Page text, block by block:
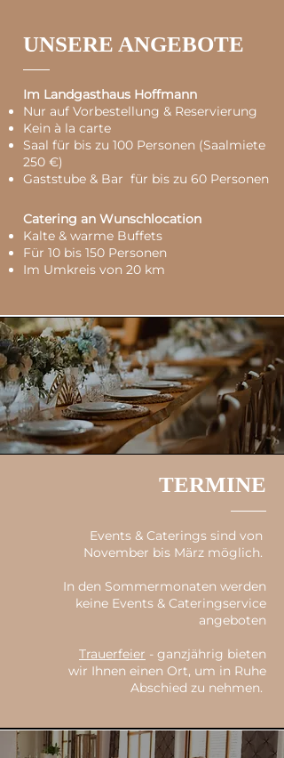
UNSERE ANGEBOTE
Im Landgasthaus Hoffmann
Nur auf Vorbestellung & Reservierung
Kein à la carte
Saal für bis zu 100 Personen (Saalmiete
250 €)
Gaststube & Bar für bis zu 60 Personen
Catering an Wunschlocation
Kalte & warme Buffets
Für 10 bis 150 Personen
Im Umkreis von 20 km
TERMINE
Events & Caterings sind von
November bis März möglich.
In den Sommermonaten werden
keine Events & Cateringservice
angeboten
Trauerfeier - ganzjährig bieten
wir Ihnen einen Ort, um in Ruhe
Abschied zu nehmen.